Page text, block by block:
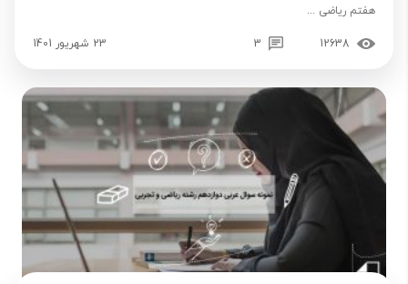
هفتم ریاضی ...
12638
3 23 شهریور 1401